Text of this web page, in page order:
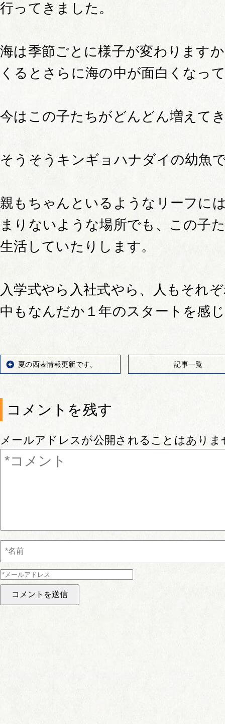
行ってきました。
海は季節ごとに様子が変わります
くるとさらに海の中が面白くなっ
今はこの子たちがどんどん増えて
そうそうキンギョハナダイの幼魚
親もちゃんといるようなリーフに
まりないような場所でも、この子
生活していたりします。
入学式やら入社式やら、人もそれ
中もなんだか１年のスタートを感
夏の西表情報更新です。 記事一覧
コメントを残す
メールアドレスが公開されることはありま